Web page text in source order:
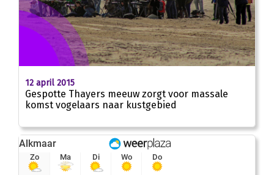
12 april 2015
Gespotte Thayers meeuw zorgt voor massale
komst vogelaars naar kustgebied